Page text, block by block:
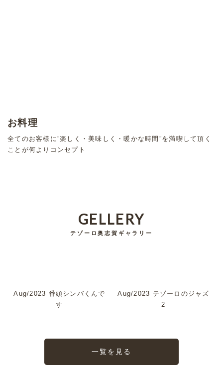
お料理
全てのお客様に”楽しく・美味しく・暖かな時間”を満喫して頂く
ことが何よりコンセプト
GELLERY
テゾーロ奥志賀ギャラリー
Aug/2023 番頭シンバくんで
す
Aug/2023 テゾーロのジャズ
2
一覧を見る